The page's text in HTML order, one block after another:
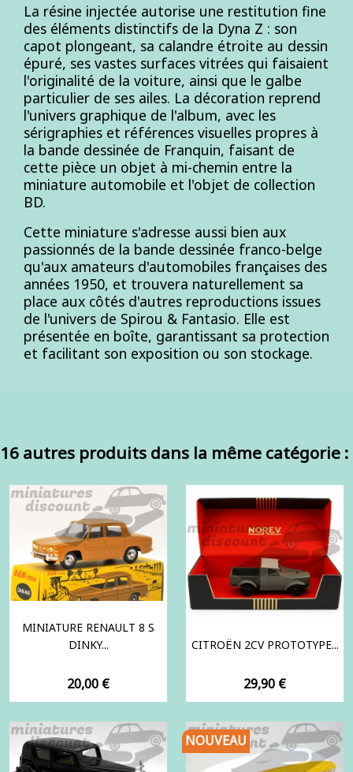
La résine injectée autorise une restitution fine
des éléments distinctifs de la Dyna Z : son
capot plongeant, sa calandre étroite au dessin
épuré, ses vastes surfaces vitrées qui faisaient
l'originalité de la voiture, ainsi que le galbe
particulier de ses ailes. La décoration reprend
l'univers graphique de l'album, avec les
sérigraphies et références visuelles propres à
la bande dessinée de Franquin, faisant de
cette pièce un objet à mi-chemin entre la
miniature automobile et l'objet de collection
BD.
Cette miniature s'adresse aussi bien aux
passionnés de la bande dessinée franco-belge
qu'aux amateurs d'automobiles françaises des
années 1950, et trouvera naturellement sa
place aux côtés d'autres reproductions issues
de l'univers de Spirou & Fantasio. Elle est
présentée en boîte, garantissant sa protection
et facilitant son exposition ou son stockage.
16 autres produits dans la même catégorie :
MINIATURE RENAULT 8 S
DINKY...
Prix
20,00 €
CITROËN 2CV PROTOTYPE...
Prix
29,90 €
NOUVEAU